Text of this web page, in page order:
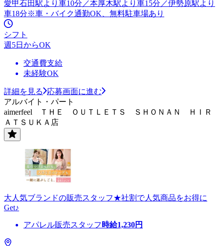
愛甲石田駅より車10分／本厚木駅より車15分／伊勢原駅より
車18分※車・バイク通勤OK、無料駐車場あり
シフト
週5日からOK
交通費支給
未経験OK
詳細を見る
応募画面に進む
アルバイト・パート
aimerfeel ＴＨＥ ＯＵＴＬＥＴＳ ＳＨＯＮＡＮ ＨＩＲ
ＡＴＳＵＫＡ店
大人気ブランドの販売スタッフ★社割で人気商品をお得に
Get♪
アパレル販売スタッフ 時給1,230円